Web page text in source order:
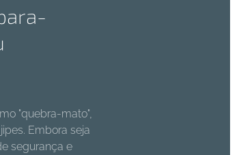
"quebra-mato",
Embora seja
segurança e